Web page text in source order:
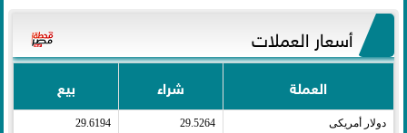
أسعار العملات
العملة شراء بيع
دولار أمريكى​ 29.5264
29.6194